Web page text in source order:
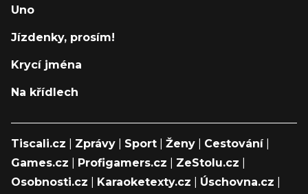
Uno
Jízdenky, prosím!
Krycí jména
Na křídlech
Tiscali.cz Zprávy Sport Ženy Cestování|
Games.cz
Profigamers.cz ZeStolu.cz
Osobnosti.cz
Karaoketexty.cz Úschovna.cz